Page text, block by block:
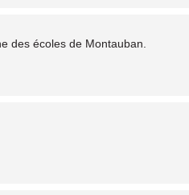
des écoles de Montauban.